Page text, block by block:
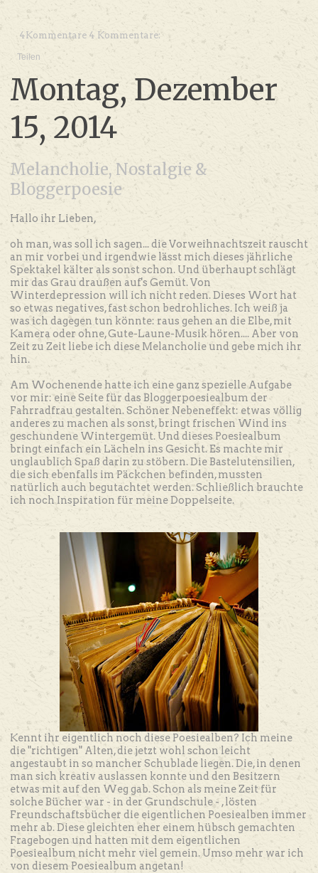
4Kommentare 4 Kommentare:
Teilen
Montag, Dezember
15, 2014
Melancholie, Nostalgie &
Bloggerpoesie
Hallo ihr Lieben,
oh man, was soll ich sagen... die Vorweihnachtszeit rauscht
an mir vorbei und irgendwie lässt mich dieses jährliche
Spektakel kälter als sonst schon. Und überhaupt schlägt
mir das Grau draußen auf's Gemüt. Von
Winterdepression will ich nicht reden. Dieses Wort hat
so etwas negatives, fast schon bedrohliches. Ich weiß ja
was ich dagegen tun könnte: raus gehen an die Elbe, mit
Kamera oder ohne, Gute-Laune-Musik hören.... Aber von
Zeit zu Zeit liebe ich diese Melancholie und gebe mich ihr
hin.
Am Wochenende hatte ich eine ganz spezielle Aufgabe
vor mir: eine Seite für das Bloggerpoesiealbum der
Fahrradfrau gestalten. Schöner Nebeneffekt: etwas völlig
anderes zu machen als sonst, bringt frischen Wind ins
geschundene Wintergemüt. Und dieses Poesiealbum
bringt einfach ein Lächeln ins Gesicht. Es machte mir
unglaublich Spaß darin zu stöbern. Die Bastelutensilien,
die sich ebenfalls im Päckchen befinden, mussten
natürlich auch begutachtet werden. Schließlich brauchte
ich noch Inspiration für meine Doppelseite.
Kennt ihr eigentlich noch diese Poesiealben? Ich meine
die "richtigen" Alten, die jetzt wohl schon leicht
angestaubt in so mancher Schublade liegen. Die, in denen
man sich kreativ auslassen konnte und den Besitzern
etwas mit auf den Weg gab. Schon als meine Zeit für
solche Bücher war - in der Grundschule - , lösten
Freundschaftsbücher die eigentlichen Poesiealben immer
mehr ab. Diese gleichten eher einem hübsch gemachten
Fragebogen und hatten mit dem eigentlichen
Poesiealbum nicht mehr viel gemein. Umso mehr war ich
von diesem Poesiealbum angetan!